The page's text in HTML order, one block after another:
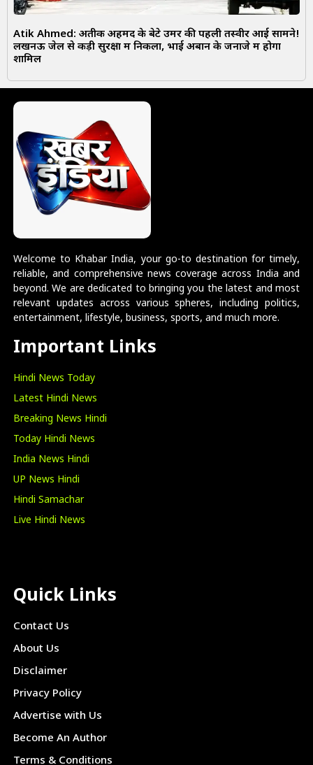
Atik Ahmed: अतीक अहमद के बेटे उमर की पहली तस्वीर आई सामने!
लखनऊ जेल से कड़ी सुरक्षा में निकला, भाई अबान के जनाजे में होगा
शामिल
Welcome to Khabar India, your go-to destination for timely,
reliable, and comprehensive news coverage across India and
beyond. We are dedicated to bringing you the latest and most
relevant updates across various spheres, including politics,
entertainment, lifestyle, business, sports, and much more.
Important Links
Hindi News Today
Latest Hindi News
Breaking News Hindi
Today Hindi News
India News Hindi
UP News Hindi
Hindi Samachar
Live Hindi News
Quick Links
Contact Us
About Us
Disclaimer
Privacy Policy
Advertise with Us
Become An Author
Terms & Conditions